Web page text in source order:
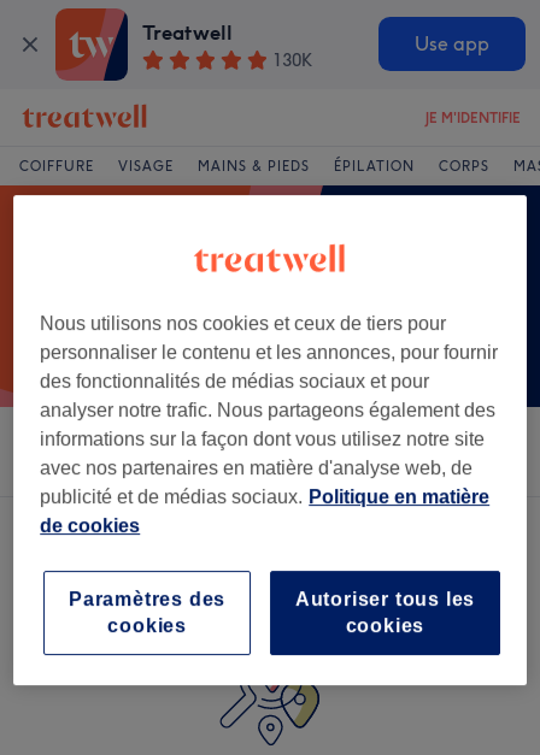
Treatwell
130K
Use app
JE M'IDENTIFIE
COIFFURE VISAGE MAINS & PIEDS ÉPILATION CORPS
Trier par Salons Offres Express Note
Nous utilisons nos cookies et ceux de tiers pour
personnaliser le contenu et les annonces, pour fournir
des fonctionnalités de médias sociaux et pour
analyser notre trafic. Nous partageons également des
informations sur la façon dont vous utilisez notre site
avec nos partenaires en matière d'analyse web, de
publicité et de médias sociaux. Politique en matière
de cookies
Autoriser tous les
cookies
Paramètres des
cookies